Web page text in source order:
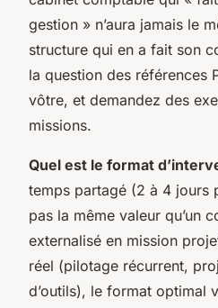
gestion » n’aura jamais le
structure qui en a fait son
la question des références
vôtre, et demandez des
missions.
Quel est le format
temps partagé (2 à 4 jours
pas la même valeur qu’un
externalisé en mission
réel (pilotage récurrent,
d’outils), le format optimal